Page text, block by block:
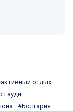
активный отдых
Гауди
Болгария